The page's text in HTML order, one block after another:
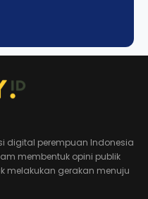
digital perempuan Indonesia
membentuk opini publik
melakukan gerakan menuju